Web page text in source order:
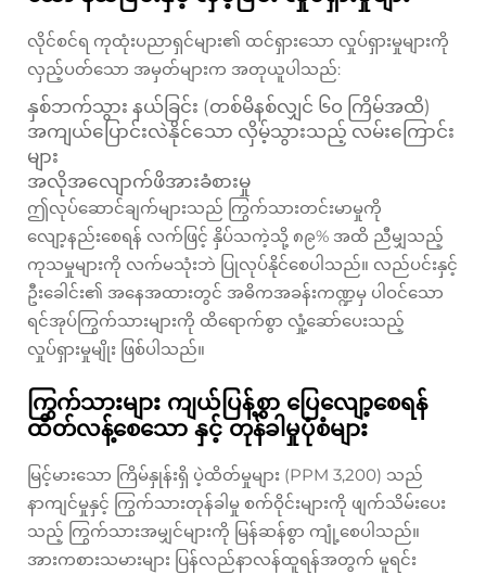
လိုင်စင်ရ ကုထုံးပညာရှင်များ၏ ထင်ရှားသော လှုပ်ရှားမှုများကို
လှည့်ပတ်သော အမှတ်များက အတုယူပါသည်:
နှစ်ဘက်သွား နယ်ခြင်း (တစ်မိနစ်လျှင် ၆၀ ကြိမ်အထိ)
အကျယ်ပြောင်းလဲနိုင်သော လှိမ့်သွားသည့် လမ်းကြောင်း
များ
အလိုအလျောက်ဖိအားခံစားမှု
ဤလုပ်ဆောင်ချက်များသည် ကြွက်သားတင်းမာမှုကို
လျော့နည်းစေရန် လက်ဖြင့် နှိပ်သကဲ့သို့ ၈၉% အထိ ညီမျှသည့်
ကုသမှုများကို လက်မသုံးဘဲ ပြုလုပ်နိုင်စေပါသည်။ လည်ပင်းနှင့်
ဦးခေါင်း၏ အနေအထားတွင် အဓိကအခန်းကဏ္ဍမှ ပါဝင်သော
ရင်အုပ်ကြွက်သားများကို ထိရောက်စွာ လှုံ့ဆော်ပေးသည့်
လှုပ်ရှားမှုမျိုး ဖြစ်ပါသည်။
ကြွက်သားများ ကျယ်ပြန့်စွာ ပြေလျော့စေရန်
ထိတ်လန့်စေသော နှင့် တုန်ခါမှုပုံစံများ
မြင့်မားသော ကြိမ်နှုန်းရှိ ပဲ့ထိတ်မှုများ (PPM 3,200) သည်
နာကျင်မှုနှင့် ကြွက်သားတုန်ခါမှု စက်ဝိုင်းများကို ဖျက်သိမ်းပေး
သည့် ကြွက်သားအမျှင်များကို မြန်ဆန်စွာ ကျုံ့စေပါသည်။
အားကစားသမားများ ပြန်လည်နာလန်ထူရန်အတွက် မူရင်း